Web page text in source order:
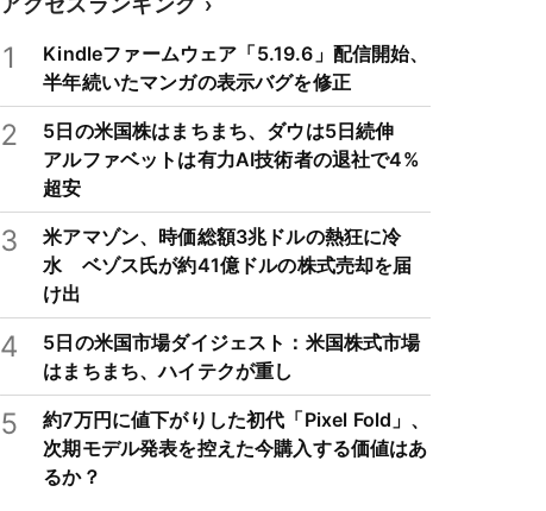
1
Kindleファームウェア「5.19.6」配信開始、
半年続いたマンガの表示バグを修正
2
5日の米国株はまちまち、ダウは5日続伸
アルファベットは有力AI技術者の退社で4%
超安
3
米アマゾン、時価総額3兆ドルの熱狂に冷
水 ベゾス氏が約41億ドルの株式売却を届
け出
4
5日の米国市場ダイジェスト：米国株式市場
はまちまち、ハイテクが重し
5
約7万円に値下がりした初代「Pixel Fold」、
次期モデル発表を控えた今購入する価値はあ
るか？